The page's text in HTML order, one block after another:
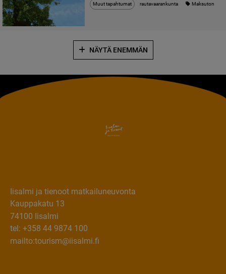
Muut tapahtumat rautavaarankunta Maksuton
NÄYTÄ ENEMMÄN
Iisalmi ja tienoot matkailuneuvonta
Kauppakatu 13
74100 Iisalmi
tel: +358 44 9874 100
mailto:tourism@iisalmi.fi